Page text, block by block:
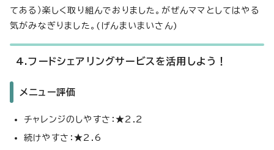
てある）楽しく取り組んでおりました。がぜんママとしてはやる
気がみなぎりました。(げんまいまいさん)
4.フードシェアリングサービスを活用しよう！
メニュー評価
チャレンジのしやすさ：★2.2
続けやすさ：★2.6